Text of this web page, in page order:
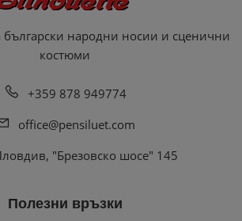
български народни носии и сценични
костюми
+359 878 949774
office@pensiluet.com
"Брезовско шосе" 145
Полезни връзки